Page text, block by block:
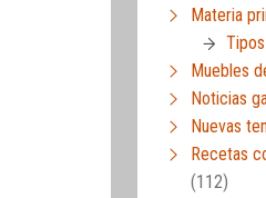
Materia
Muebles
Noticias
Nuevas
Recetas
(112)